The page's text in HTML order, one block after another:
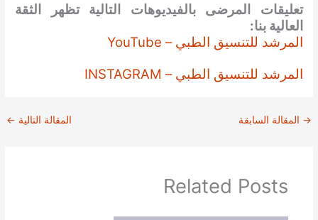
تعليقات المرضى بالفيديوهات التالية تظهر الثقة
العالية بنا:
المرشد للتنسيق الطبي – YouTube
المرشد للتنسيق الطبي – INSTAGRAM
→ المقالة السابقة المقالة التالية ←
Related Posts